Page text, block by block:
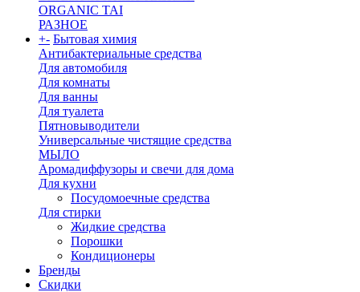
ORGANIC TAI
РАЗНОЕ
+- Бытовая химия
Антибактериальные средства
Для автомобиля
Для комнаты
Для ванны
Для туалета
Пятновыводители
Универсальные чистящие средства
МЫЛО
Аромадиффузоры и свечи для дома
Для кухни
Посудомоечные средства
Для стирки
Жидкие средства
Порошки
Кондиционеры
Бренды
Скидки